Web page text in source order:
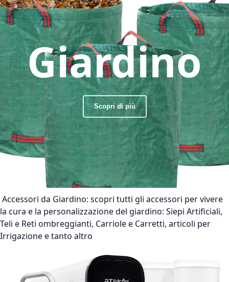
Giardino
Scopri di più
Accessori da Giardino: scopri tutti gli accessori per vivere
la cura e la personalizzazione del giardino: Siepi Artificiali,
Teli e Reti ombreggianti, Carriole e Carretti, articoli per
Irrigazione e tanto altro